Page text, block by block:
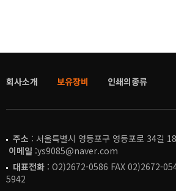
회사소개 보유장비 인쇄의종류
주소 : 서울특별시 영등포구 영등포로 34길
이메일 :ys9085@naver.com
대표전화 : O2)2672-0586 FAX 02)2672-
5942